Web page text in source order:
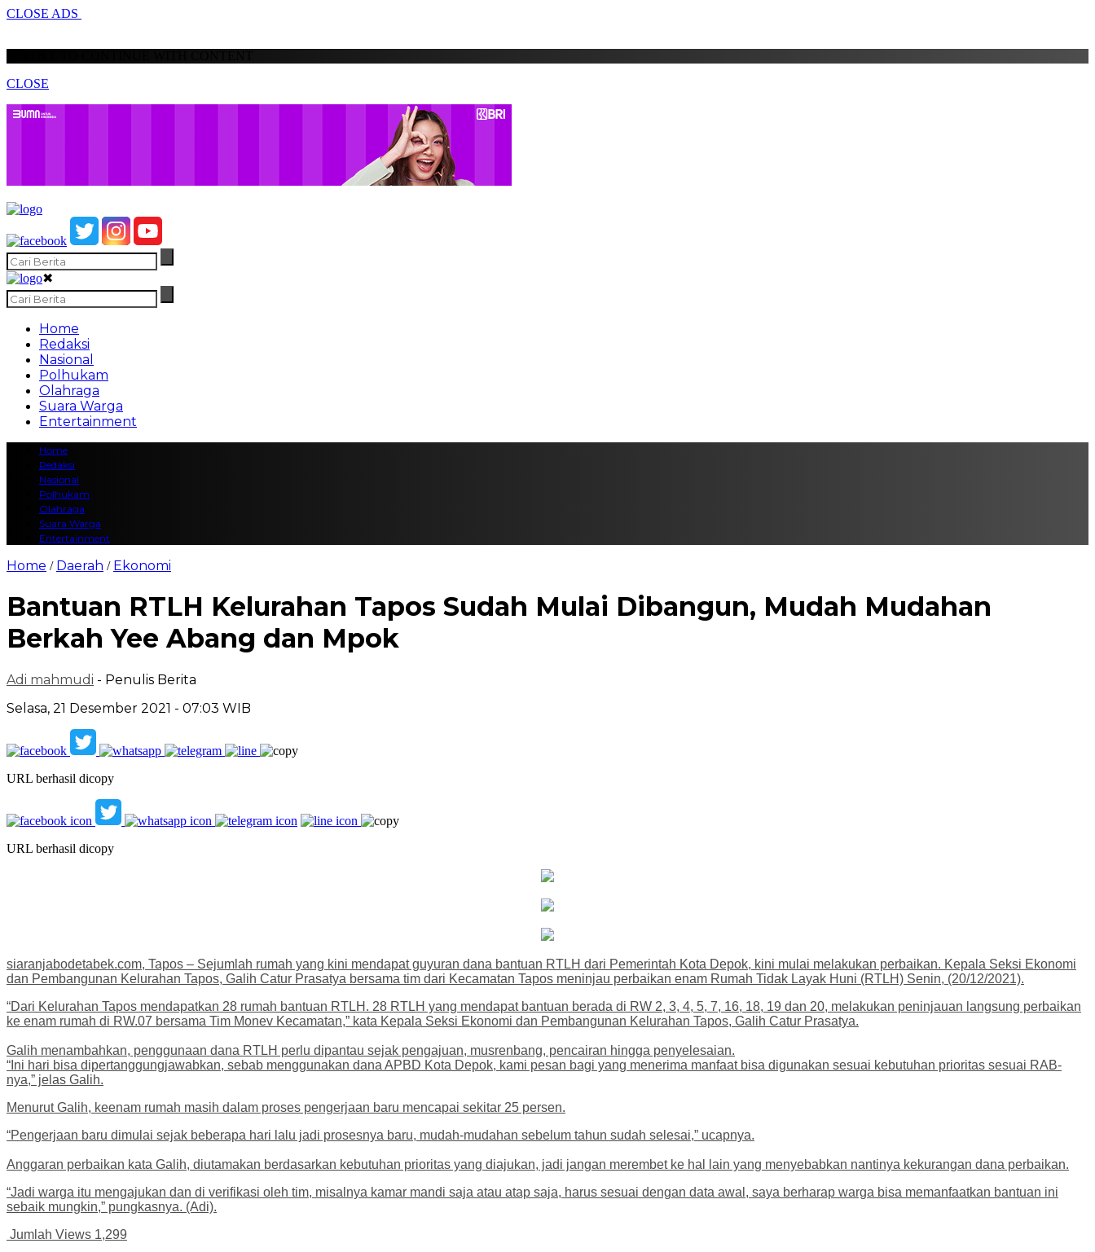
CLOSE ADS
CLOSE
✖
Home
Redaksi
Nasional
Polhukam
Olahraga
Suara Warga
Entertainment
Home
Redaksi
Nasional
Polhukam
Olahraga
Suara Warga
Entertainment
Home / Daerah / Ekonomi
Bantuan RTLH Kelurahan Tapos Sudah Mulai Dibangun, Mudah Mudahan
Berkah Yee Abang dan Mpok
Adi mahmudi - Penulis Berita
Selasa, 21 Desember 2021 - 07:03 WIB
URL berhasil dicopy
URL berhasil dicopy
siaranjabodetabek.com, Tapos – Sejumlah rumah yang kini mendapat guyuran dana bantuan RTLH dari Pemerintah Kota Depok, kini mulai melakukan perbaikan. Kepala Seksi Ekonomi
dan Pembangunan Kelurahan Tapos, Galih Catur Prasatya bersama tim dari Kecamatan Tapos meninjau perbaikan enam Rumah Tidak Layak Huni (RTLH) Senin, (20/12/2021).
“Dari Kelurahan Tapos mendapatkan 28 rumah bantuan RTLH. 28 RTLH yang mendapat bantuan berada di RW 2, 3, 4, 5, 7, 16, 18, 19 dan 20, melakukan peninjauan langsung perbaikan
ke enam rumah di RW.07 bersama Tim Monev Kecamatan,” kata Kepala Seksi Ekonomi dan Pembangunan Kelurahan Tapos, Galih Catur Prasatya.
Galih menambahkan, penggunaan dana RTLH perlu dipantau sejak pengajuan, musrenbang, pencairan hingga penyelesaian.
“Ini hari bisa dipertanggungjawabkan, sebab menggunakan dana APBD Kota Depok, kami pesan bagi yang menerima manfaat bisa digunakan sesuai kebutuhan prioritas sesuai RAB-
nya,” jelas Galih.
Menurut Galih, keenam rumah masih dalam proses pengerjaan baru mencapai sekitar 25 persen.
“Pengerjaan baru dimulai sejak beberapa hari lalu jadi prosesnya baru, mudah-mudahan sebelum tahun sudah selesai,” ucapnya.
Anggaran perbaikan kata Galih, diutamakan berdasarkan kebutuhan prioritas yang diajukan, jadi jangan merembet ke hal lain yang menyebabkan nantinya kekurangan dana perbaikan.
“Jadi warga itu mengajukan dan di verifikasi oleh tim, misalnya kamar mandi saja atau atap saja, harus sesuai dengan data awal, saya berharap warga bisa memanfaatkan bantuan ini
sebaik mungkin,” pungkasnya. (Adi).
Jumlah Views 1,299